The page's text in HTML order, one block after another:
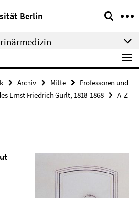
Berlin
Archiv Mitte
Professoren und
Ernst Friedrich Gurlt, 1818-1868
A-Z